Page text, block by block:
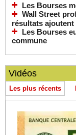
Les Bourses
Wall Street
résultats
Les Bourses
commune
Vidéos
Les plus récents